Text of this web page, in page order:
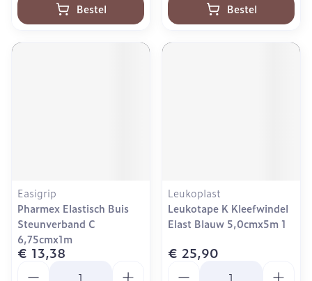
Bestel Bestel
Easigrip
Pharmex Elastisch Buis
Steunverband C
6,75cmx1m
€ 13,38
Leukoplast
Leukotape K Kleefwindel
Elast Blauw 5,0cmx5m 1
€ 25,90